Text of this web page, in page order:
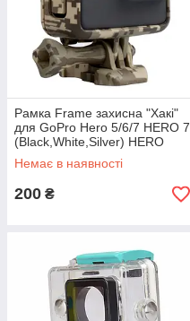
Рамка Frame захисна "Хакі"
для GoPro Hero 5/6/7 HERO 7
(Black,White,Silver) HERO
2018
Немає в наявності
200 ₴